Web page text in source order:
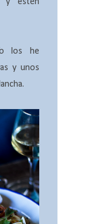
y estén
los he
y unos